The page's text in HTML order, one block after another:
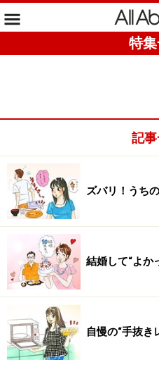
特
記
ズバリ！うち
結婚して“よか
自慢の“手抜き